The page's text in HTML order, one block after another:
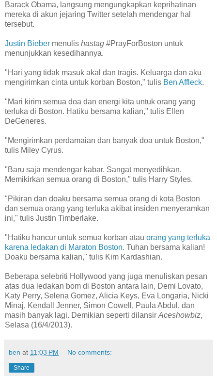
Barack Obama, langsung mengungkapkan keprihatinan
mereka di akun jejaring Twitter setelah mendengar hal
tersebut.
Justin Bieber menulis hastag #PrayForBoston untuk
menunjukkan kesedihannya.
"Hari yang tidak masuk akal dan tragis. Keluarga dan aku
mengirimkan cinta untuk korban Boston," tulis Ben Affleck.
"Mari kirim semua doa dan energi kita untuk orang yang
terluka di Boston. Hatiku bersama kalian," tulis Ellen
DeGeneres.
"Mengirimkan perdamaian dan banyak doa untuk Boston,"
tulis Miley Cyrus.
"Baru saja mendengar kabar. Sangat menyedihkan.
Memikirkan semua orang di Boston," tulis Harry Styles.
"Pikiran dan doaku bersama semua orang di kota Boston
dan semua orang yang terluka akibat insiden menyeramkan
ini," tulis Justin Timberlake.
"Hatiku hancur untuk semua korban atau orang yang terluka
karena ledakan di Maraton Boston. Tuhan bersama kalian!
Doaku bersama kalian," tulis Kim Kardashian.
Beberapa selebriti Hollywood yang juga menuliskan pesan
atas dua ledakan bom di Boston antara lain, Demi Lovato,
Katy Perry, Selena Gomez, Alicia Keys, Eva Longaria, Nicki
Minaj, Kendall Jenner, Simon Cowell, Paula Abdul, dan
masih banyak lagi. Demikian seperti dilansir Aceshowbiz,
Selasa (16/4/2013).
ben at 11:03 PM No comments:
Share